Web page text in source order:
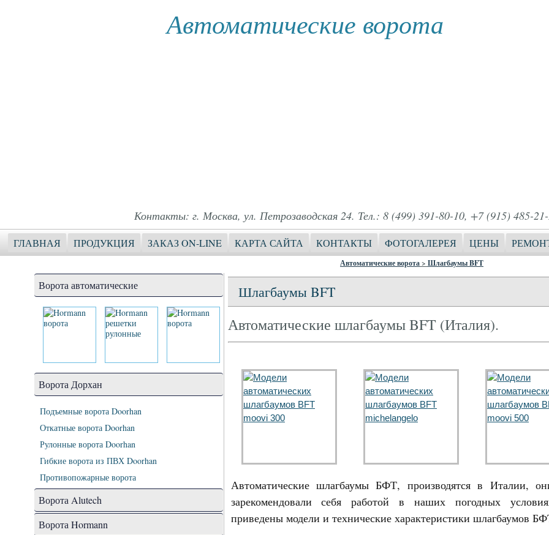
Автоматические ворота
Контакты: г. Москва, ул. Петрозаводская 24. Тел.: 8 (499) 391-80-10, +7 (915) 485-
ГЛАВНАЯ ПРОДУКЦИЯ ЗАКАЗ ON-LINE КАРТА САЙТА КОНТАКТЫ ФОТОГАЛЕРЕЯ ЦЕНЫ
Автоматические ворота> Шлагбаумы BFT
Ворота автоматические
Ворота Дорхан
Подъемные ворота Doorhan
Откатные ворота Doorhan
Рулонные ворота Doorhan
Гибкие ворота из ПВХ Doorhan
Противопожарные ворота
Ворота Alutech
Ворота Hormann
Шлагбаумы BFT
Автоматические шлагбаумы BFT (Италия).
Автоматические шлагбаумы БФТ, производятся в Италии,
зарекомендовали себя работой в наших погодных
приведены модели и технические характеристики шлагбаумов